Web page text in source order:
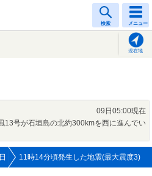
検索 メニュー
現在地
09日05:00現在
13号が石垣島の北約300kmを西に進んでい
11時14分頃発生した地震(最大震度3)